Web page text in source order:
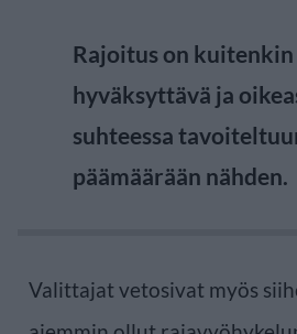
Rajoitus on kuitenkin
hyväksyttävä ja
suhteessa
päämäärään nähden.
Valittajat vetosivat myös